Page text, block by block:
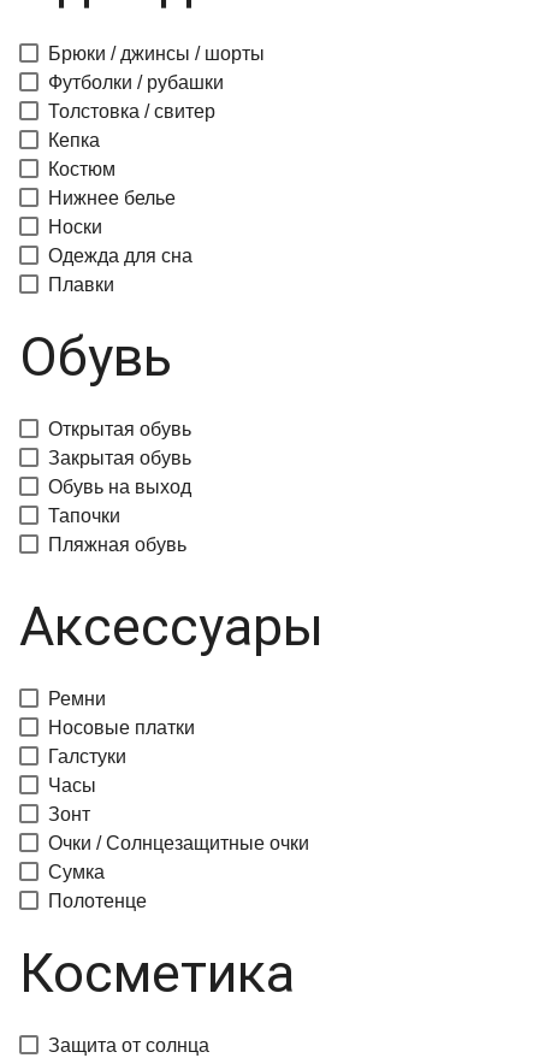
Брюки / джинсы / шорты
Футболки / рубашки
Толстовка / свитер
Кепка
Костюм
Нижнее белье
Носки
Одежда для сна
Плавки
Обувь
Открытая обувь
Закрытая обувь
Обувь на выход
Тапочки
Пляжная обувь
Аксессуары
Ремни
Носовые платки
Галстуки
Часы
Зонт
Очки / Солнцезащитные очки
Сумка
Полотенце
Косметика
Защита от солнца